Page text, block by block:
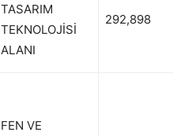
TASARIM
TEKNOLOJİSİ
ALANI
292,898
FEN VE